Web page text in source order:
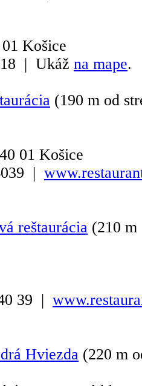
Košice
| Ukáž na mape.
(190 m od
01 Košice
|
reštaurácia (210
39 |
Hviezda (220 m